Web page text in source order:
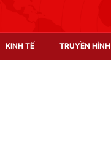
KINH TẾ TRUYỀN HÌNH